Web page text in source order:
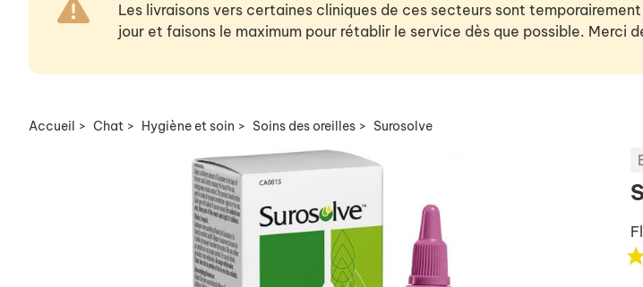
Les livraisons vers certaines cliniques de ces secteurs sont
jour et faisons le maximum pour rétablir le service dès que possible. Merci
Accueil > Chat > Hygiène et soin > Soins des oreilles > Surosolve